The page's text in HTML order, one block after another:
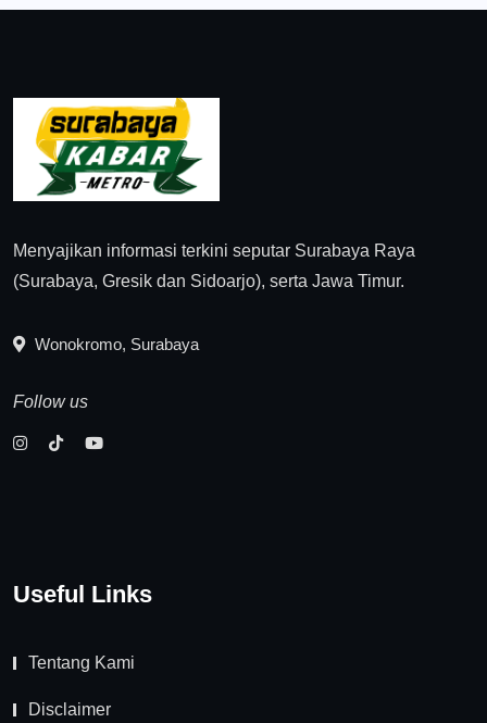
Menyajikan informasi terkini seputar Surabaya Raya
(Surabaya, Gresik dan Sidoarjo), serta Jawa Timur.
Wonokromo, Surabaya
Follow us
Useful Links
Tentang Kami
Disclaimer